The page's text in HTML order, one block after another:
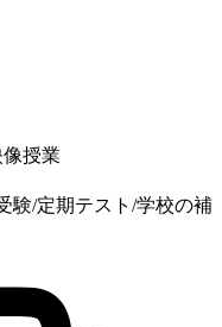
授業
験/定期テスト/学校の補